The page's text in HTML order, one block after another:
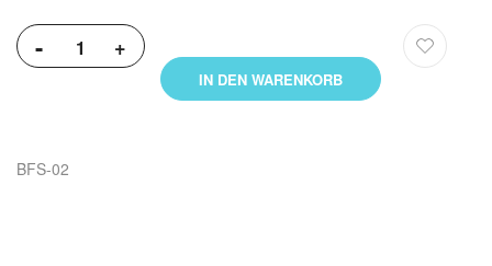
- +
IN DEN WARENKORB
BFS-02